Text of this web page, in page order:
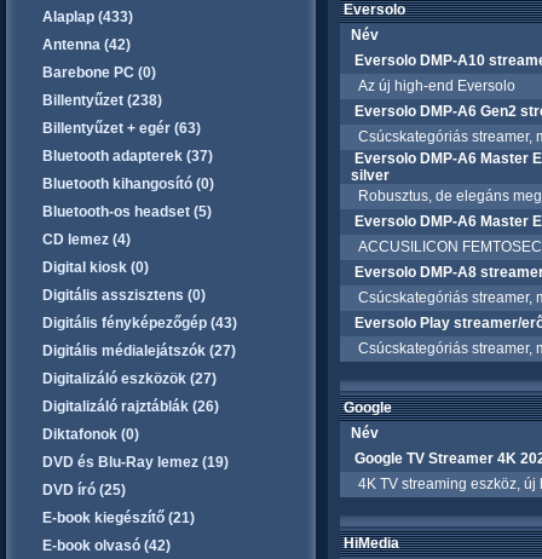
Alaplap (433)
Antenna (42)
Barebone PC (0)
Billentyűzet (238)
Billentyűzet + egér (63)
Bluetooth adapterek (37)
Bluetooth kihangosító (0)
Bluetooth-os headset (5)
CD lemez (4)
Digital kiosk (0)
Digitális asszisztens (0)
Digitális fényképezőgép (43)
Digitális médialejátszók (27)
Digitalizáló eszközök (27)
Digitalizáló rajztáblák (26)
Diktafonok (0)
DVD és Blu-Ray lemez (19)
DVD író (25)
E-book kiegészítő (21)
E-book olvasó (42)
Eversolo
Név
Eversolo DMP-A10
Az új high-end Eversolo
Eversolo DMP-A6 Gen2
Csúcskategóriás streamer,
Eversolo DMP-A6 Master
silver
Robusztus, de elegáns
Eversolo DMP-A6 Master
ACCUSILICON
Eversolo DMP-A8
Csúcskategóriás streamer,
Eversolo Play streamer/
Csúcskategóriás streamer,
Google
Név
Google TV Streamer 4K
4K TV streaming eszköz, új
HiMedia